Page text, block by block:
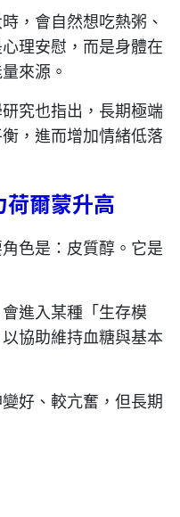
，會自然想吃熱粥、
理安慰，而是身體在
來源。
究也指出，長期極端
，進而增加情緒低落
爾蒙升高
色是：皮質醇。它是
進入某種「生存模
協助維持血糖與基本
好、較亢奮，但長期